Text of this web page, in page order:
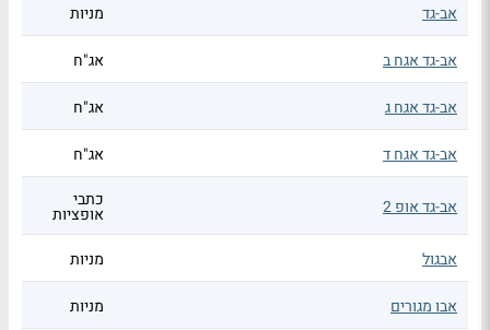
אב-גד מניות
אב-גד אגח ב אג"ח
אב-גד אגח ג אג"ח
אב-גד אגח ד אג"ח
אב-גד אופ 2 כתבי
אופציות
אבגול
מניות
אבו מגורים מניות